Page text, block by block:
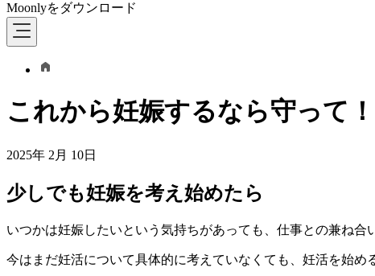
Moonlyをダウンロード
これから妊娠するなら守って
2025年 2月 10日
少しでも妊娠を考え始めたら
いつかは妊娠したいという気持ちがあっても、仕事との兼ね合
今はまだ妊活について具体的に考えていなくても、妊活を始め